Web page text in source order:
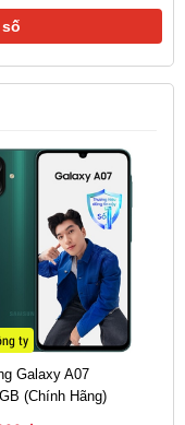
LTE và GPS
Digital Crown,
núm vặn Digital
đồng hồ.
ty
Galaxy A07
(Chính Hãng)